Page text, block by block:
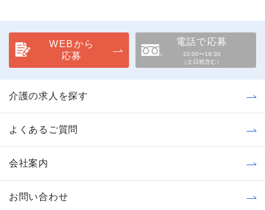
WEBから
応募
電話で応募
10:00〜18:30
（土日祝含む）
介護の求人を探す
よくあるご質問
会社案内
お問い合わせ